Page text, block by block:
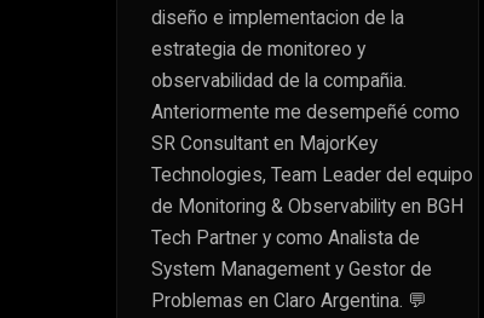
diseño e implementacion de la
estrategia de monitoreo y
observabilidad de la compañia.
Anteriormente me desempeñé como
SR Consultant en MajorKey
Technologies, Team Leader del equipo
de Monitoring & Observability en BGH
Tech Partner y como Analista de
System Management y Gestor de
Problemas en Claro Argentina. 💬